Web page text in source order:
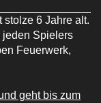
stolze 6 Jahre alt.
jeden Spielers
Feuerwerk,
geht bis zum